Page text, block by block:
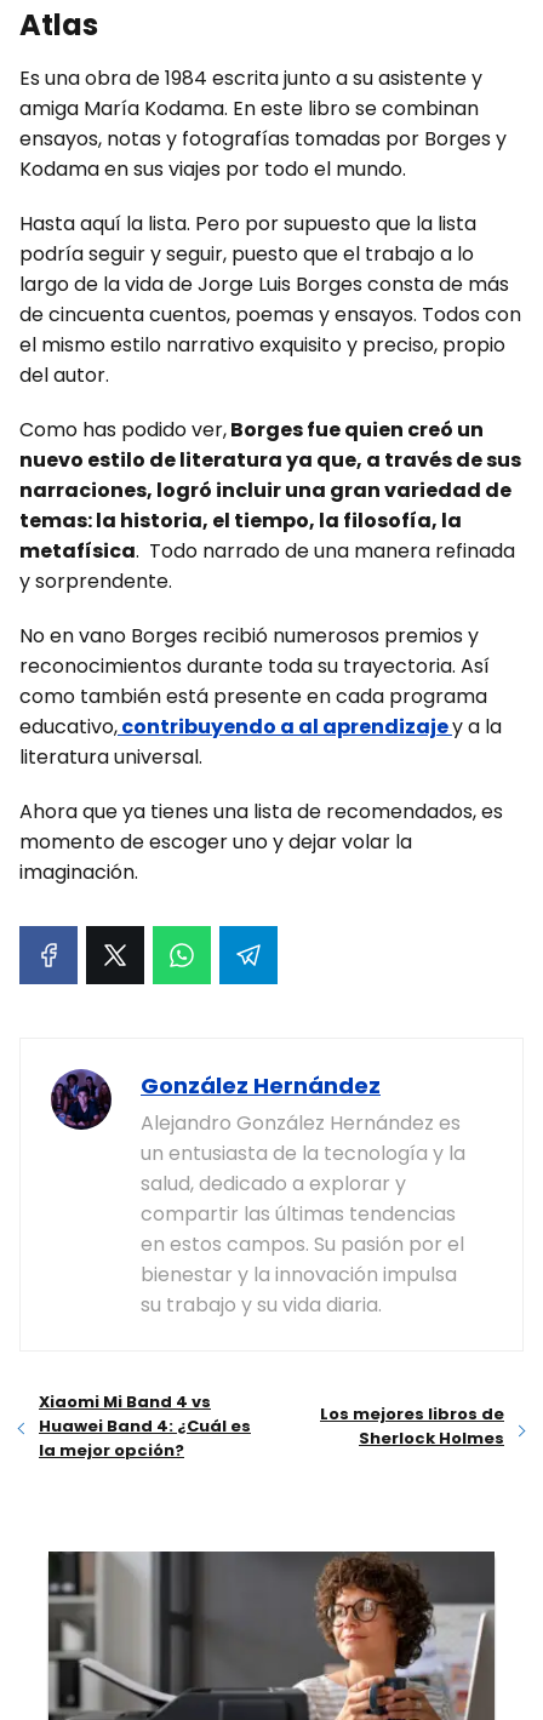
Atlas
Es una obra de 1984 escrita junto a su asistente y
amiga María Kodama. En este libro se combinan
ensayos, notas y fotografías tomadas por Borges y
Kodama en sus viajes por todo el mundo.
Hasta aquí la lista. Pero por supuesto que la lista
podría seguir y seguir, puesto que el trabajo a lo
largo de la vida de Jorge Luis Borges consta de más
de cincuenta cuentos, poemas y ensayos. Todos con
el mismo estilo narrativo exquisito y preciso, propio
del autor.
Como has podido ver,Borges fue quien creó un
nuevo estilo de literatura ya que, a través de sus
narraciones, logró incluir una gran variedad de
temas: la historia, el tiempo, la filosofía, la
metafísica. Todo narrado de una manera refinada
y sorprendente.
No en vano Borges recibió numerosos premios y
reconocimientos durante toda su trayectoria. Así
como también está presente en cada programa
educativo,contribuyendo a al aprendizajey a la
literatura universal.
Ahora que ya tienes una lista de recomendados, es
momento de escoger uno y dejar volar la
imaginación.
González Hernández
Alejandro González Hernández es
un entusiasta de la tecnología y la
salud, dedicado a explorar y
compartir las últimas tendencias
en estos campos. Su pasión por el
bienestar y la innovación impulsa
su trabajo y su vida diaria.
Xiaomi Mi Band 4 vs
Huawei Band 4: ¿Cuál es
la mejor opción?
Los mejores libros de
Sherlock Holmes